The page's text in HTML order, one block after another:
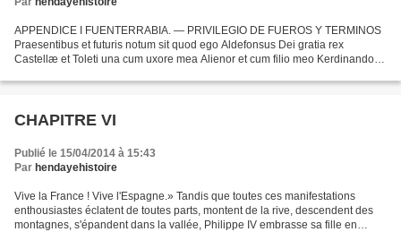
APPENDICE I FUENTERRABIA. — PRIVILEGIO DE FUEROS Y TERMINOS
Praesentibus et futuris notum sit quod ego Aldefonsus Dei gratia rex
Castellæ et Toleti una cum uxore mea Alienor et cum filio meo Kerdinando
CHAPITRE VI
Publié le 15/04/2014 à 15:43
Par hendayehistoire
Vive la France ! Vive l'Espagne.» Tandis que toutes ces manifestations
enthousiastes éclatent de toutes parts, montent de la rive, descendent des
montagnes, s'épandent dans la vallée, Philippe IV embrasse sa fille en